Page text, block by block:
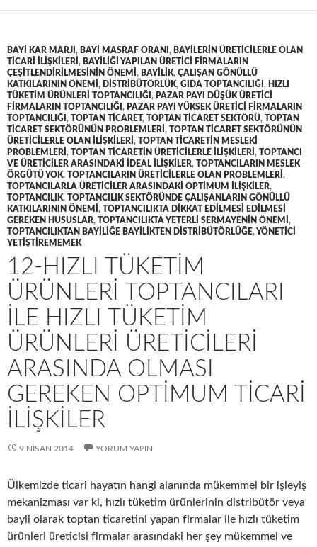
BAYI KAR MARJI , BAYI MASRAF ORANI , BAYILERIN ÜRETICILERLE OLAN
TICARI ILIŞKILERI , BAYILIĞI YAPILAN ÜRETICI FIRMALARIN
ÇEŞITLENDIRILMESININ ÖNEMI , BAYILIK, ÇALIŞAN GÖNÜLLÜ
KATKILARININ ÖNEMI , DISTRIBÜTÖRLÜK, GIDA TOPTANCILIĞI , HIZLI
TÜKETIM ÜRÜNLERI TOPTANCILIĞI , PAZAR PAYI DÜŞÜK ÜRETICI
FIRMALARIN TOPTANCILIĞI , PAZAR PAYI YÜKSEK ÜRETICI FIRMALARIN
TOPTANCILIĞI , TOPTAN TICARET, TOPTAN TICARET SEKTÖRÜ, TOPTAN
TICARET SEKTÖRÜNÜN PROBLEMLERI , TOPTAN TICARET SEKTÖRÜNÜN
ÜRETICILERLE OLAN ILIŞKILERI , TOPTAN TICARETIN MESLEKI
PROBLEMLERI , TOPTAN TICARETIN ÜRETICILERLE ILIŞKILERI , TOPTANCI
VE ÜRETICILER ARASINDAKI IDEAL ILIŞKILER, TOPTANCILARIN MESLEK
ÖRGÜTÜ YOK, TOPTANCILARIN ÜRETICILERLE OLAN PROBLEMLERI ,
TOPTANCILARLA ÜRETICILER ARASINDAKI OPTIMUM ILIŞKILER,
TOPTANCILIK, TOPTANCILIK SEKTÖRÜNDE ÇALIŞANLARIN GÖNÜLLÜ
KATKILARININ ÖNEMI , TOPTANCILIKTA DIKKAT EDILMESI EDILMESI
GEREKEN HUSUSLAR, TOPTANCILIKTA YETERLI SERMAYENIN ÖNEMI ,
TOPTANCILIKTAN BAYILIĞE BAYILIKTEN DISTRIBÜTÖRLÜĞE,YÖNETICI
YETIŞTIREMEMEK
12-HIZLI TÜKETIM
ÜRÜNLERI TOPTANCILARI
ILE HIZLI TÜKETIM
ÜRÜNLERI ÜRETICILERI
ARASINDA OLMASI
GEREKEN OPTIMUM TICARI
ILIŞKILER
9 NISAN 2014 YORUM YAPIN
Ülkemizde ticari hayatın hangi alanında mükemmel bir işleyiş
mekanizması var ki, hızlı tüketim ürünlerinin distribütör veya
bayii olarak toptan ticaretini yapan firmalar ile hızlı tüketim
ürünleri üreticisi firmalar arasındaki her şey mükemmel ve